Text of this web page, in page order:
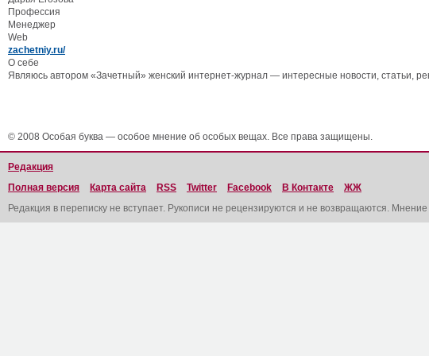
Профессия
Менеджер
Web
zachetniy.ru/
О себе
Являюсь автором «Зачетный» женский интернет-журнал — интересные новости, статьи,
© 2008 Особая буква — особое мнение об особых вещах. Все права защищены.
Редакция
Полная версия
Карта сайта RSS Twitter Facebook В Контакте
ЖЖ
Редакция в переписку не вступает. Рукописи не рецензируются и не возвращаются.